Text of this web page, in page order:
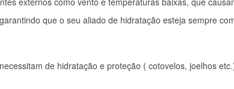
que o seu aliado de hidratação esteja sempre
de hidratação e proteção ( cotovelos, joelhos